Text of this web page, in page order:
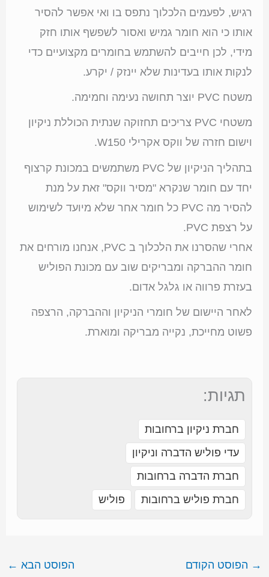
רגיש, לפעמים הלכלוך נתפס בו ואי אפשר להסיר
אותו כי הוא חומר גמיש ואסור לשפשף אותו חזק
מידי, לכן חייבים להשתמש בחומרים מקצועיים כדי
לנקות אותו בעדינות שלא יינזק / יקרע.
משטח PVC יוצר תחושה נעימה וחמימה.
משטחי PVC צריכים תחזוקה שנתית הכוללת ניקיון
וישום חזרה של ווקס אקרילי W150.
בתהליך הניקיון של PVC משתמשים במכונת קרצוף
יחד עם חומר שנקרא "מסיר ווקס" זאת על מנת
להסיר מה PVC כל חומר אחר שלא מיועד לשימוש
על רצפת PVC.
אחרי שהסרנו את הלכלוך ב PVC, אנחנו מורחים את
חומר ההברקה ומבריקים שוב עם מכונת הפוליש
בעזרת פרווה או גלגל אדום.
לאחר היישום של חומרי הניקיון וההברקה, הרצפה
פשוט מחייכת, נקייה מבריקה ומוארת.
תגיות:
חברת ניקיון ברחובות
עדי פוליש הדברה וניקיון
חברת הדברה ברחובות
חברת פוליש ברחובות
פוליש
→ הפוסט הקודם הפוסט הבא ←